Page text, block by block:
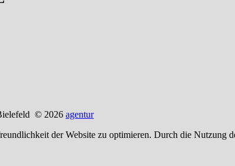
© 2026 agentur
der Website zu optimieren. Durch die Nutzung